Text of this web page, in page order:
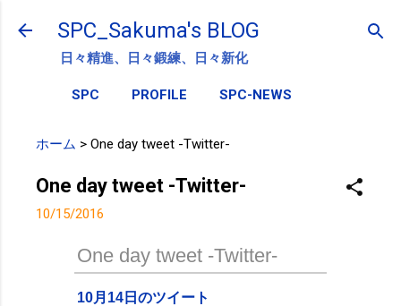
スキップしてメイン コンテンツに移動
SPC_Sakuma's BLOG
日々精進、日々鍛練、日々新化
SPC PROFILE SPC-NEWS
ホーム > One day tweet -Twitter-
One day tweet -Twitter-
10/15/2016
One day tweet -Twitter-
10月14日のツイート